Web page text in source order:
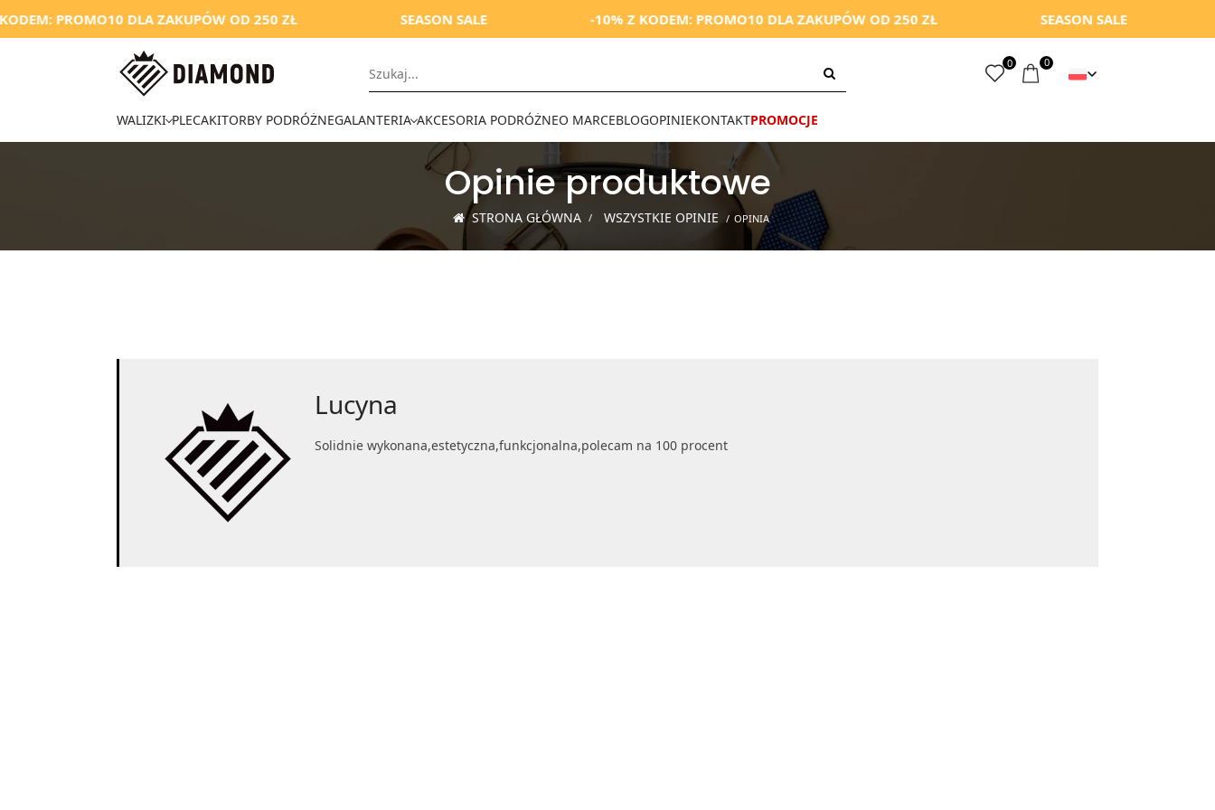
PROMO10 DLA ZAKUPÓW OD 250 ZŁ SEASON SALE -10% Z KODEM: PROMO10 DLA ZAKUPÓW OD 250 ZŁ SEASON SALE
0 0
WALIZKI PLECAKITORBY PODRÓŻNEGALANTERIA AKCESORIA PODRÓŻNEO MARCEBLOGOPINIEKONTAKTPROMOCJE
Opinie produktowe
STRONA GŁÓWNA WSZYSTKIE OPINIE OPINIA
Lucyna
Solidnie wykonana,estetyczna,funkcjonalna,polecam na 100 procent